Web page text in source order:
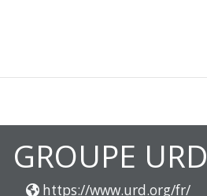
GROUPE URD
https://www.urd.org/fr/